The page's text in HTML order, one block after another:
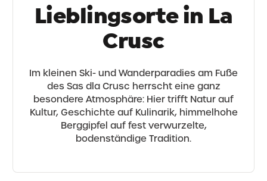
Lieblingsorte in La
Crusc
Im kleinen Ski- und Wanderparadies am Fuße
des Sas dla Crusc herrscht eine ganz
besondere Atmosphäre: Hier trifft Natur auf
Kultur, Geschichte auf Kulinarik, himmelhohe
Berggipfel auf fest verwurzelte,
bodenständige Tradition.